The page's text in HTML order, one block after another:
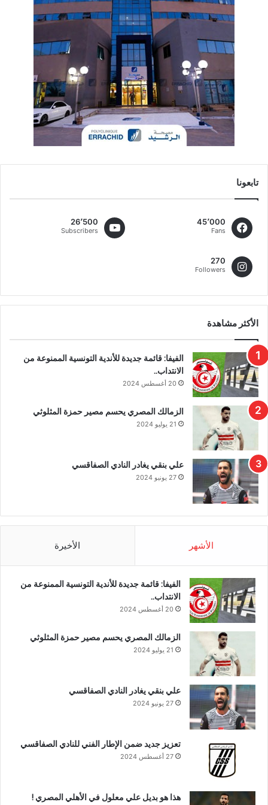
تابعونا
45٬000
Fans
26٬500
Subscribers
270
Followers
الأكثر مشاهدة
الفيفا: قائمة جديدة للأندية التونسية الممنوعة من
الانتداب..
20 أغسطس 2024
الزمالك المصري يحسم مصير حمزة المثلوثي
21 يوليو 2024
علي بنقي يغادر النادي الصفاقسي
27 يونيو 2024
الأشهر الأخيرة
الفيفا: قائمة جديدة للأندية التونسية الممنوعة من
الانتداب..
20 أغسطس 2024
الزمالك المصري يحسم مصير حمزة المثلوثي
21 يوليو 2024
علي بنقي يغادر النادي الصفاقسي
27 يونيو 2024
تعزيز جديد ضمن الإطار الفني للنادي الصفاقسي
27 أغسطس 2024
هذا هو بديل علي معلول في الأهلي المصري !